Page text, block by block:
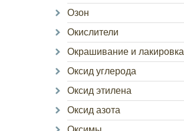
Озон
Окислители
Окрашивание и лакировка
Оксид углерода
Оксид этилена
Оксид азота